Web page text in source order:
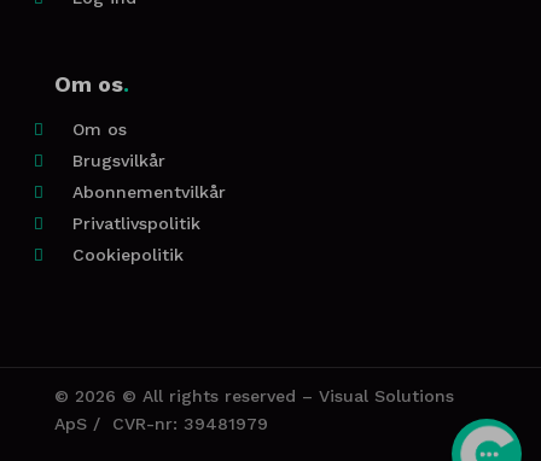
Om os.
 Om os
 Brugsvilkår
 Abonnementvilkår
 Privatlivspolitik
 Cookiepolitik
© 2026 © All rights reserved – Visual Solutions
ApS / CVR-nr: 39481979